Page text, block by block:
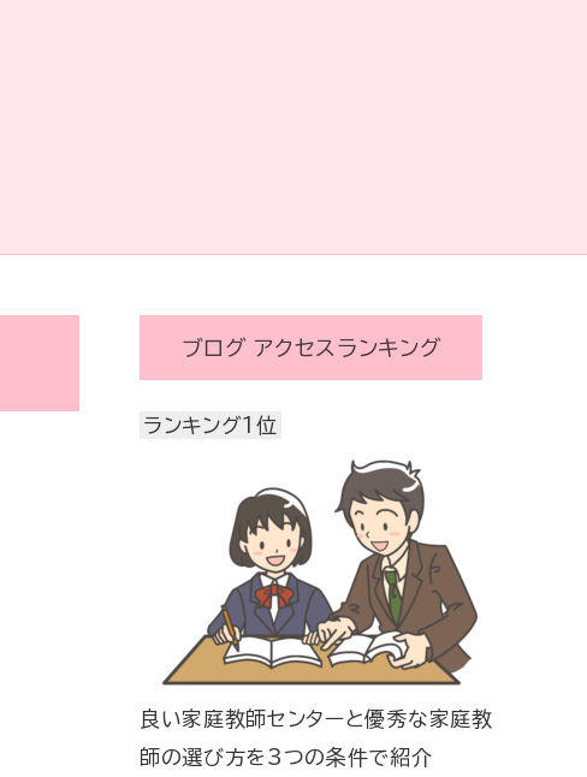
ブログ アクセスランキング
ランキング1位
良い家庭教師センターと優秀な家庭教
師の選び方を3つの条件で紹介